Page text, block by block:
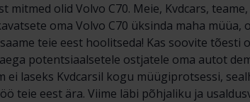
mitmed olid Volvo C70. Meie, Kvdcars,
oma Volvo C70 üksinda maha müüa,
teie eest hoolitseda! Kas soovite tõesti
potentsiaalsetele ostjatele oma autot
ei laseks Kvdcarsil kogu müügiprotsessi,
teie eest ära. Viime läbi põhjaliku ja